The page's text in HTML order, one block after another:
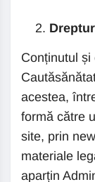
Conținutul și
acestea,
formă către
site, prin
materiale
aparțin